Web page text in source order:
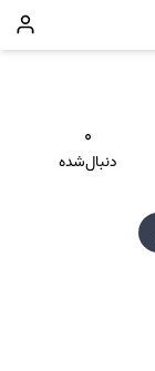
۰
دنبال‌شده